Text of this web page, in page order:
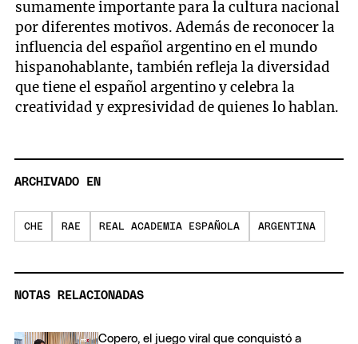
sumamente importante para la cultura nacional
por diferentes motivos. Además de reconocer la
influencia del español argentino en el mundo
hispanohablante, también refleja la diversidad
que tiene el español argentino y celebra la
creatividad y expresividad de quienes lo hablan.
ARCHIVADO EN
CHE RAE REAL ACADEMIA ESPAÑOLA ARGENTINA
NOTAS RELACIONADAS
Copero, el juego viral que conquistó a